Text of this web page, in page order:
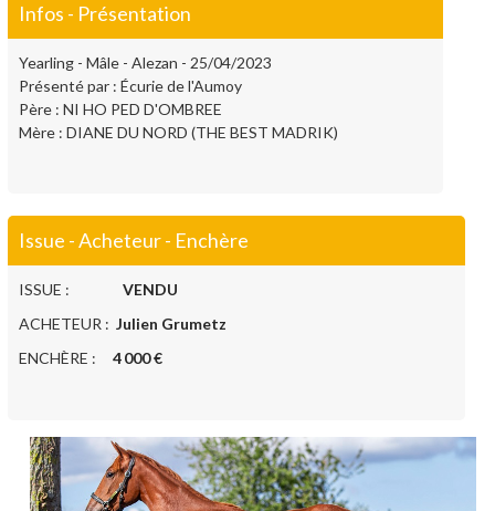
Infos - Présentation
Yearling - Mâle - Alezan - 25/04/2023
Présenté par : Écurie de l'Aumoy
Père : NI HO PED D'OMBREE
Mère : DIANE DU NORD (THE BEST MADRIK)
Issue - Acheteur - Enchère
ISSUE : VENDU
ACHETEUR : Julien Grumetz
ENCHÈRE : 4 000 €